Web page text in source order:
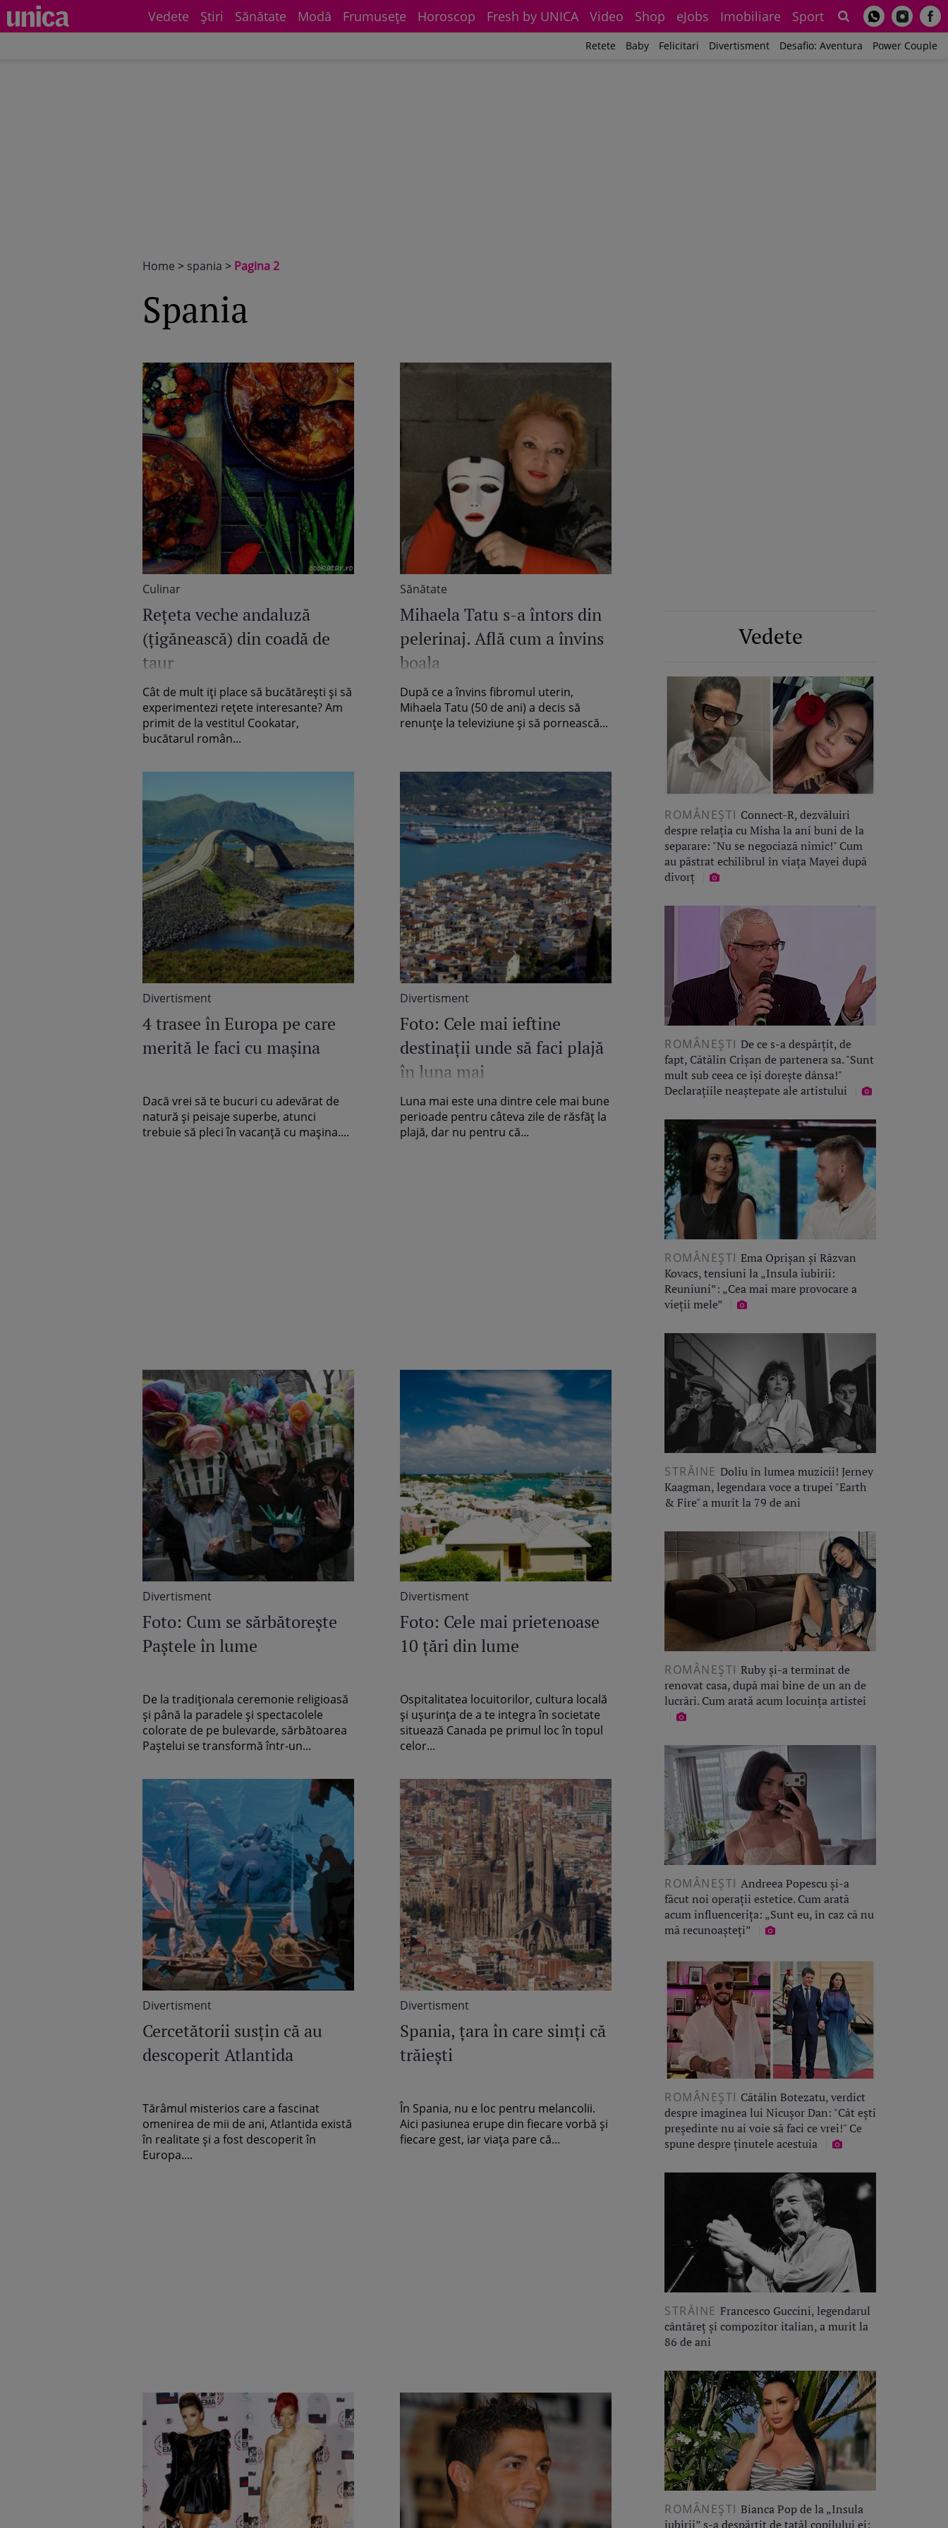
Vedete Știri Sănătate Modă Frumuseţe Horoscop Fresh by UNICA Video Shop eJobs Imobiliare Sport
Retete Baby Felicitari Divertisment Desafio: Aventura Power Couple
Home > spania > Pagina 2
spania
Culinar
Reţeta veche andaluză
(ţigănească) din coadă de
taur
Cât de mult iţi place să bucătăreşti şi să
experimentezi reţete interesante? Am
primit de la vestitul Cookatar,
bucătarul român...
Sănătate
Mihaela Tatu s-a întors din
pelerinaj. Află cum a învins
boala
După ce a învins fibromul uterin,
Mihaela Tatu (50 de ani) a decis să
renunțe la televiziune și să pornească...
Divertisment
4 trasee în Europa pe care
merită le faci cu maşina
Dacă vrei să te bucuri cu adevărat de
natură şi peisaje superbe, atunci
trebuie să pleci în vacanţă cu maşina....
Divertisment
Foto: Cele mai ieftine
destinaţii unde să faci plajă
în luna mai
Luna mai este una dintre cele mai bune
perioade pentru câteva zile de răsfăţ la
plajă, dar nu pentru că...
Divertisment
Foto: Cum se sărbătoreşte
Paştele în lume
De la tradiţionala ceremonie religioasă
şi până la paradele şi spectacolele
colorate de pe bulevarde, sărbătoarea
Paştelui se transformă într-un...
Divertisment
Foto: Cele mai prietenoase
10 ţări din lume
Ospitalitatea locuitorilor, cultura locală
şi uşurinţa de a te integra în societate
situează Canada pe primul loc în topul
celor...
Divertisment
Cercetătorii susţin că au
descoperit Atlantida
Tărâmul misterios care a fascinat
omenirea de mii de ani, Atlantida există
în realitate şi a fost descoperit în
Europa....
Divertisment
Spania, ţara în care simţi că
trăieşti
În Spania, nu e loc pentru melancolii.
Aici pasiunea erupe din fiecare vorbă şi
fiecare gest, iar viaţa pare că...
Vedete
ROMÂNEŞTI Connect-R, dezvăluiri
despre relația cu Misha la ani buni de la
separare: "Nu se negociază nimic!" Cum
au păstrat echilibrul în viața Mayei după
divorț
ROMÂNEŞTI De ce s-a despărțit, de
fapt, Cătălin Crișan de partenera sa. "Sunt
mult sub ceea ce își dorește dânsa!"
Declarațiile neaștepate ale artistului
ROMÂNEŞTI Ema Oprișan și Răzvan
Kovacs, tensiuni la „Insula iubirii:
Reuniuni”: „Cea mai mare provocare a
vieții mele”
STRĂINE Doliu în lumea muzicii! Jerney
Kaagman, legendara voce a trupei "Earth
& Fire" a murit la 79 de ani
ROMÂNEŞTI Ruby și-a terminat de
renovat casa, după mai bine de un an de
lucrări. Cum arată acum locuința artistei
ROMÂNEŞTI Andreea Popescu și-a
făcut noi operații estetice. Cum arată
acum influencerița: „Sunt eu, în caz că nu
mă recunoașteți”
ROMÂNEŞTI Cătălin Botezatu, verdict
despre imaginea lui Nicușor Dan: "Cât ești
președinte nu ai voie să faci ce vrei!" Ce
spune despre ținutele acestuia
STRĂINE Francesco Guccini, legendarul
cântăreț și compozitor italian, a murit la
86 de ani
ROMÂNEŞTI Bianca Pop de la „Insula
iubirii” s-a despărțit de tatăl copilului ei: